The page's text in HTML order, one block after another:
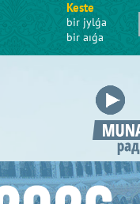
Keste
bіr jylǵa
bіr aıǵa